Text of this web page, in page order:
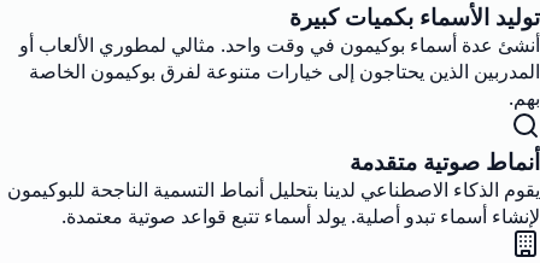
توليد الأسماء بكميات كبيرة
أنشئ عدة أسماء بوكيمون في وقت واحد. مثالي لمطوري الألعاب أو
المدربين الذين يحتاجون إلى خيارات متنوعة لفرق بوكيمون الخاصة
بهم.
أنماط صوتية متقدمة
يقوم الذكاء الاصطناعي لدينا بتحليل أنماط التسمية الناجحة للبوكيمون
لإنشاء أسماء تبدو أصلية. يولد أسماء تتبع قواعد صوتية معتمدة.